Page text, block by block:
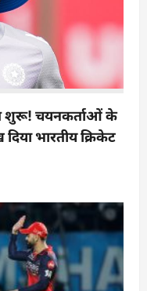
शुरू! चयनकर्ताओं के
भारतीय क्रिकेट